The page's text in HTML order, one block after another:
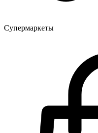
Супермаркеты